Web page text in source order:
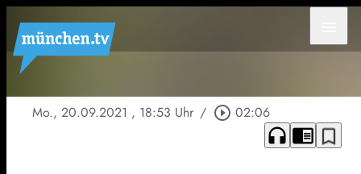
Mo., 20.09.2021 , 18:53 Uhr / play_circle_outline 02:06
headphones chrome_reader_mode bookmark_border